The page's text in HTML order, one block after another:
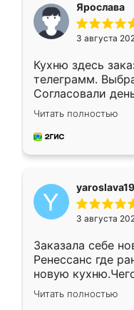
Ярослава
3 августа
Кухню здесь
телеграмм.
Согласовали
недели кухня
довольны
мебель за
Читать полностью
3 августа
Заказала себе
Ренессанс где
новую
вполне
два года,
Читать полностью